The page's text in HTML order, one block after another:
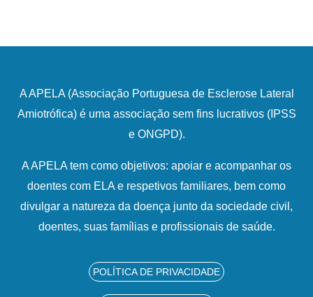
A APELA (Associação Portuguesa de Esclerose Lateral
Amiotrófica) é uma associação sem fins lucrativos (IPSS
e ONGPD).
A APELA tem como objetivos: apoiar e acompanhar os
doentes com ELA e respetivos familiares, bem como
divulgar a natureza da doença junto da sociedade civil,
doentes, suas famílias e profissionais de saúde.
POLÍTICA DE PRIVACIDADE